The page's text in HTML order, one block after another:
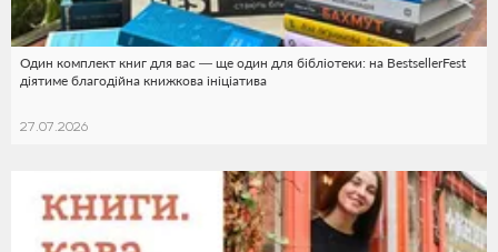
Один комплект книг для вас — ще один для бібліотеки: на BestsellerFest
діятиме благодійна книжкова ініціатива
27.07.2026